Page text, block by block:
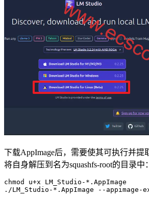
下载AppImage后，需要使其可执行并提
将自身解压到名为squashfs-root的目录中：
chmod u+x LM_Studio-*.AppImage
./LM_Studio-*.AppImage --appimage-